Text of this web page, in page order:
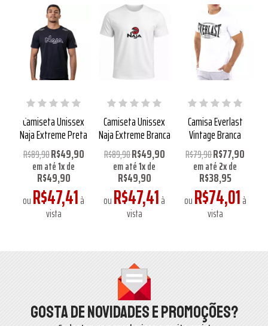
Camiseta Unissex
Naja Extreme Preta
R$89,90R$49,90
em até1xde
R$49,90
ouR$47,41à
vista
Camiseta Unissex
Naja Extreme Branca
R$89,90R$49,90
em até1xde
R$49,90
ouR$47,41à
vista
Camisa Everlast
Vintage Branca
R$79,90R$77,90
em até2xde
R$38,95
ouR$74,01à
vista
Gosta de novidades e promoções?